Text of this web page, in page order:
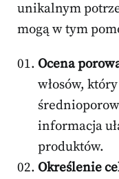
unikalnym
mogą w tym
Ocena
włosów,
informacja
produktów.
Określenie